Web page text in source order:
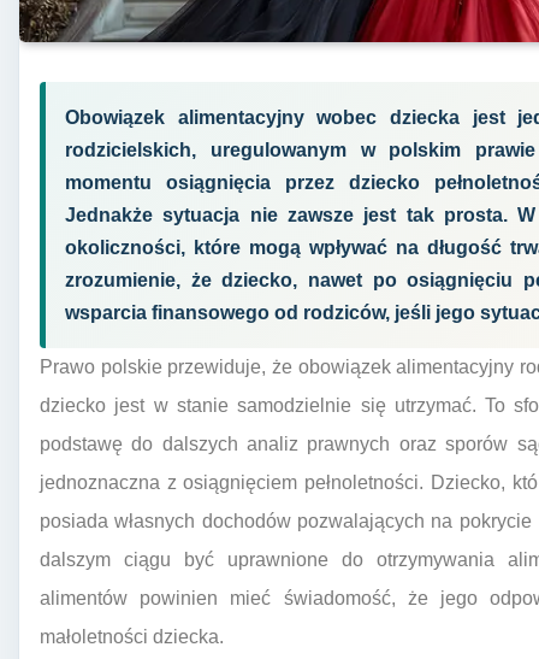
Obowiązek alimentacyjny wobec dziecka jest
rodzicielskich, uregulowanym w polskim
momentu osiągnięcia przez dziecko
Jednakże sytuacja nie zawsze jest tak prosta.
okoliczności, które mogą wpływać na długość
zrozumienie, że dziecko, nawet po osiągnięciu
wsparcia finansowego od rodziców, jeśli jego
Prawo polskie przewiduje, że obowiązek alimentacyjny
dziecko jest w stanie samodzielnie się utrzymać. To
podstawę do dalszych analiz prawnych oraz sporów
jednoznaczna z osiągnięciem pełnoletności. Dziecko,
posiada własnych dochodów pozwalających na
dalszym ciągu być uprawnione do otrzymywania
alimentów powinien mieć świadomość, że jego
małoletności dziecka.